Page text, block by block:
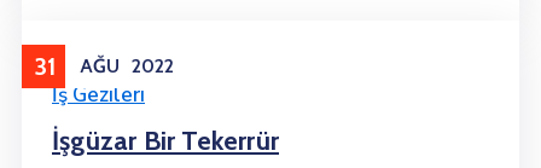
31 AĞU 2022
İş Gezileri
İşgüzar Bir Tekerrür